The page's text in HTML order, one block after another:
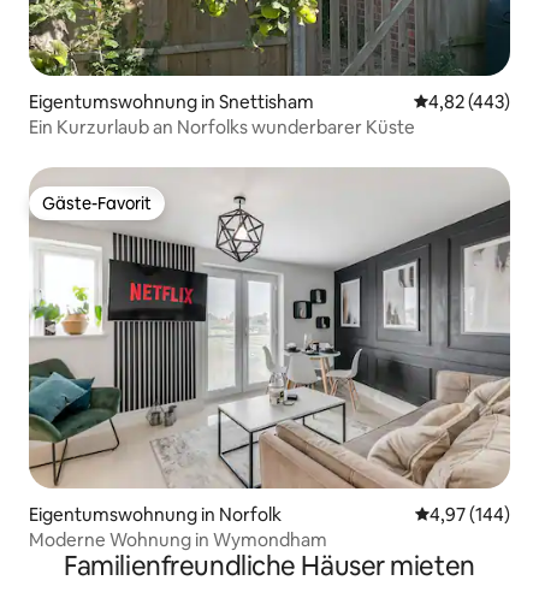
Eigentumswohnung in Snettisham
4,82 (443)
Ein Kurzurlaub an Norfolks wunderbarer Küste
Gäste-Favorit
Gäste-Favorit
Eigentumswohnung in Norfolk
4,97 (144)
Moderne Wohnung in Wymondham
Familienfreundliche Häuser mieten